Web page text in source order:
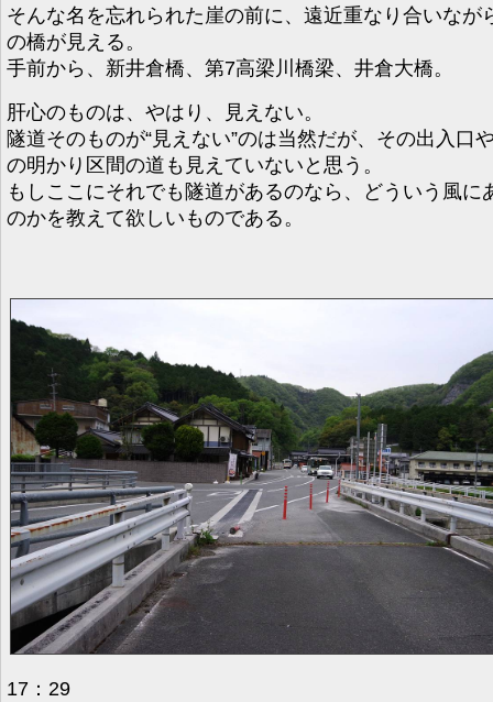
そんな名を忘れられた崖の前に、遠近重なり合いなが
の橋が見える。
手前から、新井倉橋、第7高梁川橋梁、井倉大橋。
肝心のものは、やはり、見えない。
隧道そのものが“見えない”のは当然だが、その出入口
の明かり区間の道も見えていないと思う。
もしここにそれでも隧道があるのなら、どういう風に
のかを教えて欲しいものである。
17：29